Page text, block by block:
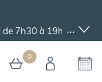
7h30 à 19h et le
...
0